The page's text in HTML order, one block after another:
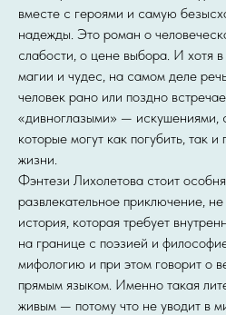
вместе с героями и самую
надежды. Это роман о
слабости, о цене выбора. И хотя в
магии и чудес, на самом деле
человек рано или поздно
«дивноглазыми» — искушениями,
которые могут как погубить, так
жизни.
Фэнтези Лихолетова стоит
развлекательное приключение,
история, которая требует
на границе с поэзией и
мифологию и при этом говорит о
прямым языком. Именно такая
живым — потому что не уводит в